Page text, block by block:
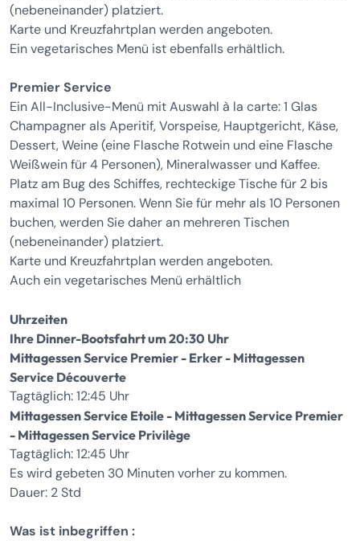
(nebeneinander) platziert.
Karte und Kreuzfahrtplan werden angeboten.
Ein vegetarisches Menü ist ebenfalls erhältlich.
Premier Service
Ein All-Inclusive-Menü mit Auswahl à la carte: 1 Glas
Champagner als Aperitif, Vorspeise, Hauptgericht, Käse,
Dessert, Weine (eine Flasche Rotwein und eine Flasche
Weißwein für 4 Personen), Mineralwasser und Kaffee.
Platz am Bug des Schiffes, rechteckige Tische für 2 bis
maximal 10 Personen. Wenn Sie für mehr als 10 Personen
buchen, werden Sie daher an mehreren Tischen
(nebeneinander) platziert.
Karte und Kreuzfahrtplan werden angeboten.
Auch ein vegetarisches Menü erhältlich
Uhrzeiten
Ihre Dinner-Bootsfahrt um 20:30 Uhr
Mittagessen Service Premier - Erker - Mittagessen
Service Découverte
Tagtäglich: 12:45 Uhr
Mittagessen Service Etoile - Mittagessen Service Premier
- Mittagessen Service Privilège
Tagtäglich: 12:45 Uhr
Es wird gebeten 30 Minuten vorher zu kommen.
Dauer: 2 Std
Was ist inbegriffen :